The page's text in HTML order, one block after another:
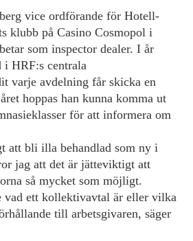
vice ordförande för Hotell-
klubb på Casino Cosmopol i
som inspector dealer. I år
i HRF:s centrala
varje avdelning får skicka en
hoppas han kunna komma ut
för att informera om
att bli illa behandlad som ny i
jag att det är jätteviktigt att
så mycket som möjligt.
vad ett kollektivavtal är eller vilka
till arbetsgivaren, säger